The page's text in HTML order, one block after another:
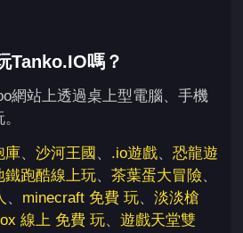
Tanko.IO嗎？
網站上透過桌上型電腦、手機
庫、 沙河王國 、 .io遊戲、 恐龍遊
鐵跑酷線上玩、 茶葉蛋大冒險、
、 minecraft 免費 玩、 淡淡槍
線上 免費 玩、 遊戲天堂雙